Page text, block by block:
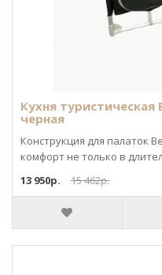
Кухня туристическая
черная
Конструкция для палаток
комфорт не только в
13 950р.
15 462р.